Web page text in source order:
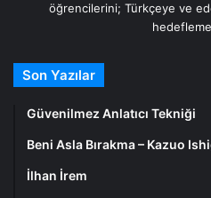
öğrencilerini; Türkçeye ve
Son Yazılar
Güvenilmez Anlatıcı Tekniği
Beni Asla Bırakma – Kazuo
İlhan İrem